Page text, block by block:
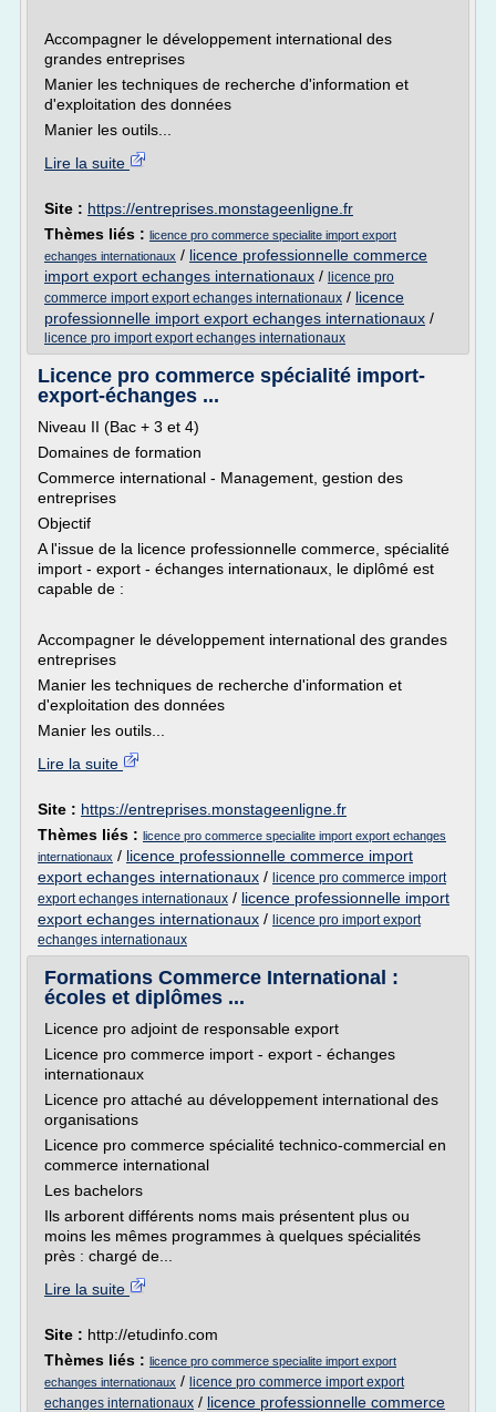
Accompagner le développement international des
grandes entreprises
Manier les techniques de recherche d'information et
d'exploitation des données
Manier les outils...
Lire la suite
Site : https://entreprises.monstageenligne.fr
Thèmes liés : licence pro commerce specialite import export
echanges internationaux / licence professionnelle commerce
import export echanges internationaux / licence pro
commerce import export echanges internationaux / licence
professionnelle import export echanges internationaux /
licence pro import export echanges internationaux
Licence pro commerce spécialité import-
export-échanges ...
Niveau II (Bac + 3 et 4)
Domaines de formation
Commerce international - Management, gestion des
entreprises
Objectif
A l'issue de la licence professionnelle commerce, spécialité
import - export - échanges internationaux, le diplômé est
capable de :
Accompagner le développement international des grandes
entreprises
Manier les techniques de recherche d'information et
d'exploitation des données
Manier les outils...
Lire la suite
Site : https://entreprises.monstageenligne.fr
Thèmes liés : licence pro commerce specialite import export echanges
internationaux / licence professionnelle commerce import
export echanges internationaux / licence pro commerce import
export echanges internationaux / licence professionnelle import
export echanges internationaux / licence pro import export
echanges internationaux
Formations Commerce International :
écoles et diplômes ...
Licence pro adjoint de responsable export
Licence pro commerce import - export - échanges
internationaux
Licence pro attaché au développement international des
organisations
Licence pro commerce spécialité technico-commercial en
commerce international
Les bachelors
Ils arborent différents noms mais présentent plus ou
moins les mêmes programmes à quelques spécialités
près : chargé de...
Lire la suite
Site : http://etudinfo.com
Thèmes liés : licence pro commerce specialite import export
echanges internationaux / licence pro commerce import export
echanges internationaux / licence professionnelle commerce